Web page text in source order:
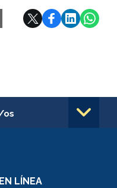
os
LÍNEA